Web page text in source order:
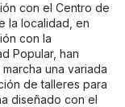
con el Centro de
la localidad, en
con la
Popular, han
una variada
de talleres para
diseñado con el